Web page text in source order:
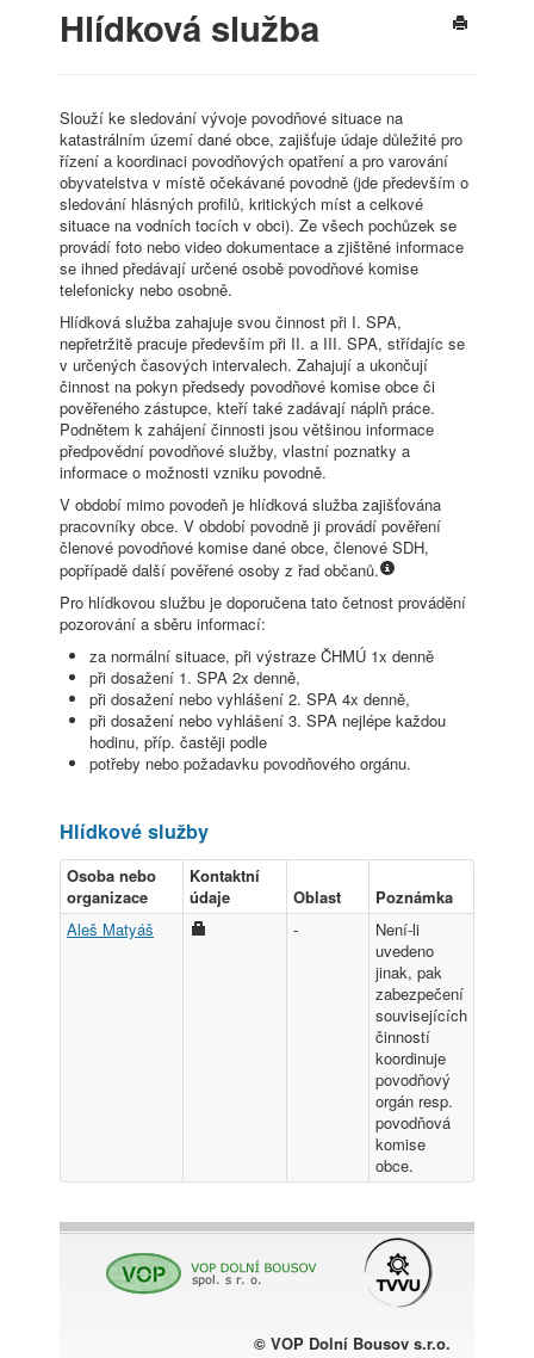
Hlídková služba
Slouží ke sledování vývoje povodňové situace na
katastrálním území dané obce, zajišťuje údaje důležité pro
řízení a koordinaci povodňových opatření a pro varování
obyvatelstva v místě očekávané povodně (jde především o
sledování hlásných profilů, kritických míst a celkové
situace na vodních tocích v obci). Ze všech pochůzek se
provádí foto nebo video dokumentace a zjištěné informace
se ihned předávají určené osobě povodňové komise
telefonicky nebo osobně.
Hlídková služba zahajuje svou činnost při I. SPA,
nepřetržitě pracuje především při II. a III. SPA, střídajíc se
v určených časových intervalech. Zahajují a ukončují
činnost na pokyn předsedy povodňové komise obce či
pověřeného zástupce, kteří také zadávají náplň práce.
Podnětem k zahájení činnosti jsou většinou informace
předpovědní povodňové služby, vlastní poznatky a
informace o možnosti vzniku povodně.
V období mimo povodeň je hlídková služba zajišťována
pracovníky obce. V období povodně ji provádí pověření
členové povodňové komise dané obce, členové SDH,
popřípadě další pověřené osoby z řad občanů.
Pro hlídkovou službu je doporučena tato četnost provádění
pozorování a sběru informací:
za normální situace, při výstraze ČHMÚ 1x denně
při dosažení 1. SPA 2x denně,
při dosažení nebo vyhlášení 2. SPA 4x denně,
při dosažení nebo vyhlášení 3. SPA nejlépe každou
hodinu, příp. častěji podle
potřeby nebo požadavku povodňového orgánu.
Hlídkové služby
Osoba nebo
organizace
Kontaktní
údaje
Oblast
Poznámka
Aleš Matyáš
-
Není-li
uvedeno
jinak, pak
zabezpečení
souvisejících
činností
koordinuje
povodňový
orgán resp.
povodňová
komise
obce.
© VOP Dolní Bousov s.r.o.